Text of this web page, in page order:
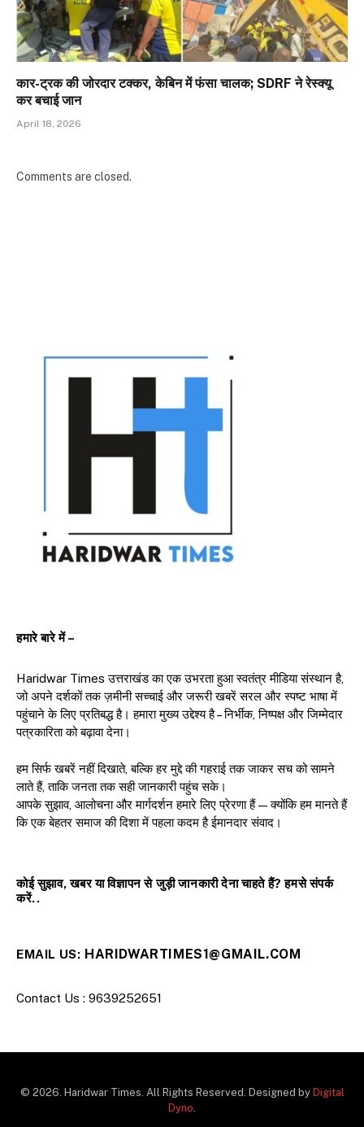
कार-ट्रक की जोरदार टक्कर, केबिन में फंसा चालक; SDRF ने रेस्क्यू
कर बचाई जान
April 18, 2026
Comments are closed.
हमारे बारे में –
Haridwar Times उत्तराखंड का एक उभरता हुआ स्वतंत्र मीडिया संस्थान है,
जो अपने दर्शकों तक ज़मीनी सच्चाई और जरूरी खबरें सरल और स्पष्ट भाषा में
पहुंचाने के लिए प्रतिबद्ध है। हमारा मुख्य उद्देश्य है – निर्भीक, निष्पक्ष और जिम्मेदार
पत्रकारिता को बढ़ावा देना।
हम सिर्फ खबरें नहीं दिखाते, बल्कि हर मुद्दे की गहराई तक जाकर सच को सामने
लाते हैं, ताकि जनता तक सही जानकारी पहुंच सके।
आपके सुझाव, आलोचना और मार्गदर्शन हमारे लिए प्रेरणा हैं — क्योंकि हम मानते हैं
कि एक बेहतर समाज की दिशा में पहला कदम है ईमानदार संवाद।
कोई सुझाव, खबर या विज्ञापन से जुड़ी जानकारी देना चाहते हैं? हमसे संपर्क
करें..
EMAIL US: HARIDWARTIMES1@GMAIL.COM
Contact Us : 9639252651
© 2026. Haridwar Times. All Rights Reserved. Designed by Digital
Dyno.